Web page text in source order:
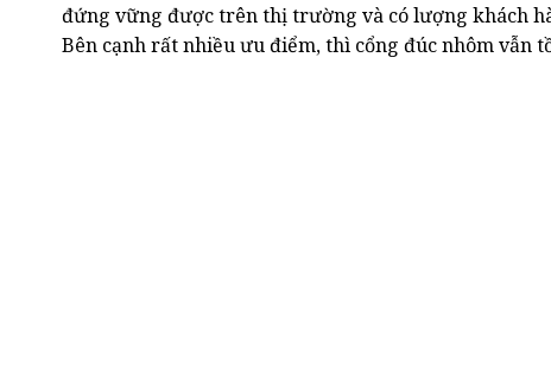
đứng vững được trên thị trường và có lượng khách
Bên cạnh rất nhiều ưu điểm, thì cổng đúc nhôm vẫn